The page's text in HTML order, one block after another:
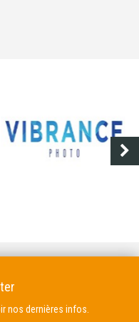
nos dernières infos.